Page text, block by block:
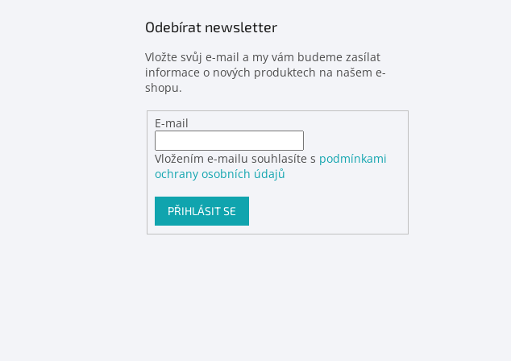
Odebírat newsletter
Vložte svůj e-mail a my vám budeme zasílat
informace o nových produktech na našem e-
shopu.
E-mail
Vložením e-mailu souhlasíte s podmínkami
ochrany osobních údajů
PŘIHLÁSIT SE